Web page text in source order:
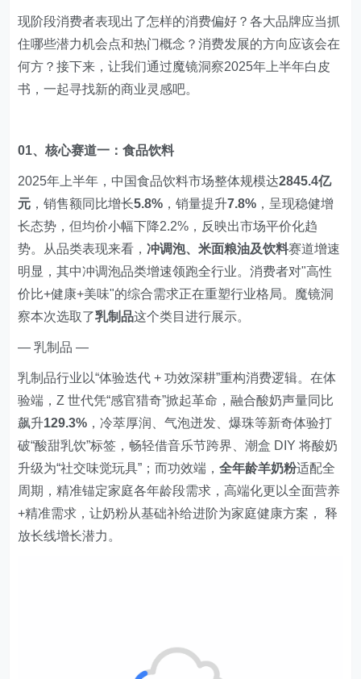
现阶段消费者表现出了怎样的消费偏好？各大品牌应当抓
住哪些潜力机会点和热门概念？消费发展的方向应该会在
何方？接下来，让我们通过魔镜洞察2025年上半年白皮
书，一起寻找新的商业灵感吧。
01、核心赛道一：食品饮料
2025年上半年，中国食品饮料市场整体规模达2845.4亿
元 ，销售额同比增长5.8% ，销量提升7.8% ，呈现稳健增
长态势，但均价小幅下降2.2%，反映出市场平价化趋
势。从品类表现来看，冲调泡、米面粮油及饮料赛道增速
明显，其中冲调泡品类增速领跑全行业。消费者对"高性
价比+健康+美味"的综合需求正在重塑行业格局。魔镜洞
察本次选取了乳制品这个类目进行展示。
— 乳制品 —
乳制品行业以“体验迭代 + 功效深耕”重构消费逻辑。在体
验端，Z 世代凭“感官猎奇”掀起革命，融合酸奶声量同比
飙升129.3% ，冷萃厚润、气泡迸发、爆珠等新奇体验打
破“酸甜乳饮”标签，畅轻借音乐节跨界、潮盒 DIY 将酸奶
升级为“社交味觉玩具”；而功效端，全年龄羊奶粉适配全
周期，精准锚定家庭各年龄段需求，高端化更以全面营养
+精准需求，让奶粉从基础补给进阶为家庭健康方案， 释
放长线增长潜力。